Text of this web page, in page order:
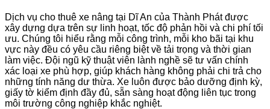
Dịch vụ cho thuê xe nâng tại Dĩ An của Thành Phát được
xây dựng dựa trên sự linh hoạt, tốc độ phản hồi và chi phí tối
ưu. Chúng tôi hiểu rằng mỗi công trình, mỗi kho bãi tại khu
vực này đều có yêu cầu riêng biệt về tải trọng và thời gian
làm việc. Đội ngũ kỹ thuật viên lành nghề sẽ tư vấn chính
xác loại xe phù hợp, giúp khách hàng không phải chi trả cho
những tính năng dư thừa. Xe luôn được bảo dưỡng định kỳ,
giấy tờ kiểm định đầy đủ, sẵn sàng hoạt động liên tục trong
môi trường công nghiệp khắc nghiệt.